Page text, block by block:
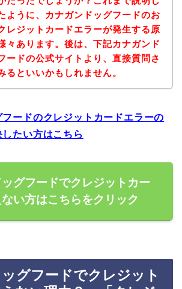
ように、カナガンドッグフードのお
レジットカードエラーが発生する原
々あります。後は、下記カナガンド
ードの公式サイトより、直接質問さ
るといいかもしれません。
フードのクレジットカードエラーの
たい方はこちら
グフードでクレジットカー
ない方はこちらをクリック
グフードでクレジット